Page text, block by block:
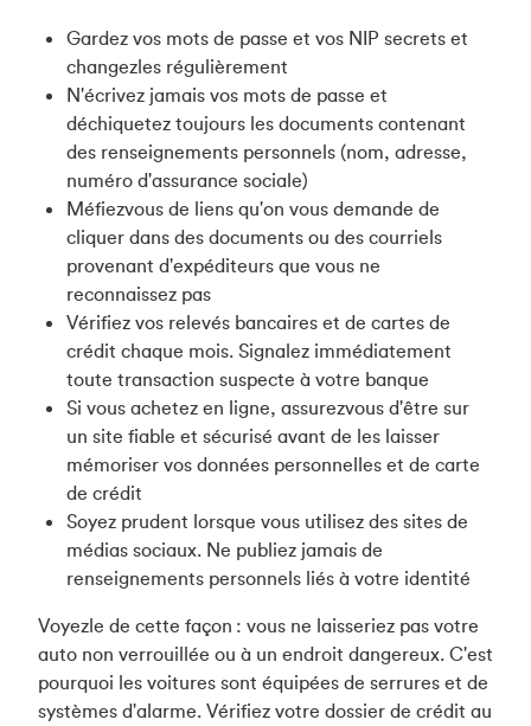
Gardez vos mots de passe et vos NIP secrets et
changezles régulièrement
N'écrivez jamais vos mots de passe et
déchiquetez toujours les documents contenant
des renseignements personnels (nom, adresse,
numéro d'assurance sociale)
Méfiezvous de liens qu'on vous demande de
cliquer dans des documents ou des courriels
provenant d'expéditeurs que vous ne
reconnaissez pas
Vérifiez vos relevés bancaires et de cartes de
crédit chaque mois. Signalez immédiatement
toute transaction suspecte à votre banque
Si vous achetez en ligne, assurezvous d'être sur
un site fiable et sécurisé avant de les laisser
mémoriser vos données personnelles et de carte
de crédit
Soyez prudent lorsque vous utilisez des sites de
médias sociaux. Ne publiez jamais de
renseignements personnels liés à votre identité
Voyezle de cette façon : vous ne laisseriez pas votre
auto non verrouillée ou à un endroit dangereux. C'est
pourquoi les voitures sont équipées de serrures et de
systèmes d'alarme. Vérifiez votre dossier de crédit au